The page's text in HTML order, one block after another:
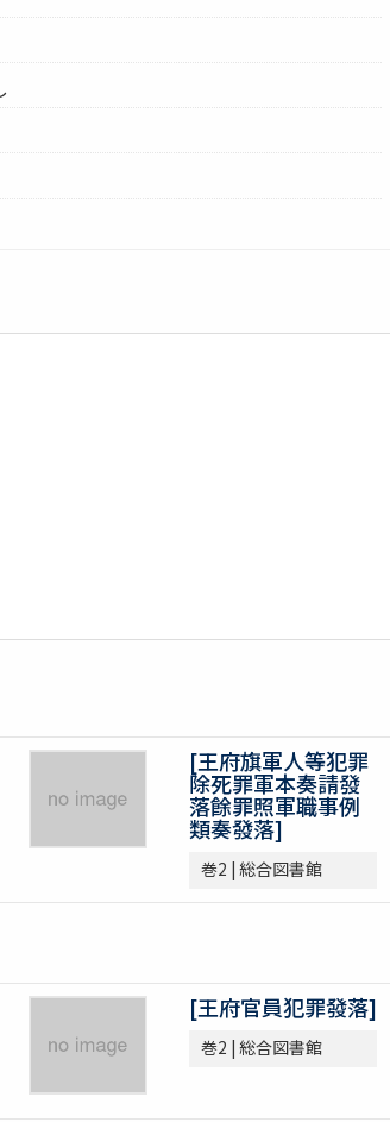
[王府旗軍人等犯罪
除死罪軍本奏請發
落餘罪照軍職事例
類奏發落]
巻2 | 総合図書館
[王府官員犯罪發落]
巻2 | 総合図書館